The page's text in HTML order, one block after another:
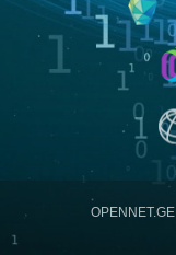
OPENNET.GE